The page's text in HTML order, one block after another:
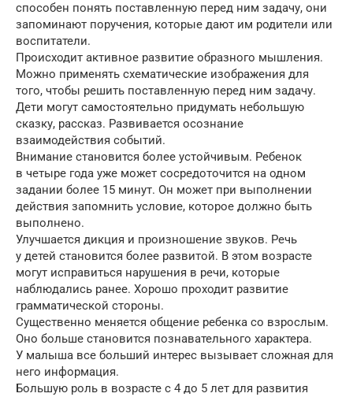
способен понять поставленную перед ним задачу, они
запоминают поручения, которые дают им родители или
воспитатели.
Происходит активное развитие образного мышления.
Можно применять схематические изображения для
того, чтобы решить поставленную перед ним задачу.
Дети могут самостоятельно придумать небольшую
сказку, рассказ. Развивается осознание
взаимодействия событий.
Внимание становится более устойчивым. Ребенок
в четыре года уже может сосредоточится на одном
задании более 15 минут. Он может при выполнении
действия запомнить условие, которое должно быть
выполнено.
Улучшается дикция и произношение звуков. Речь
у детей становится более развитой. В этом возрасте
могут исправиться нарушения в речи, которые
наблюдались ранее. Хорошо проходит развитие
грамматической стороны.
Существенно меняется общение ребенка со взрослым.
Оно больше становится познавательного характера.
У малыша все больший интерес вызывает сложная для
него информация.
Большую роль в возрасте с 4 до 5 лет для развития